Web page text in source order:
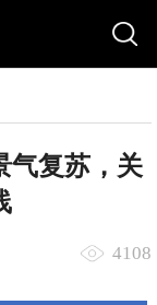
气复苏，关
4108